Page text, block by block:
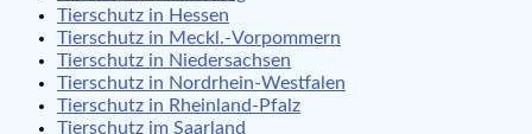
Tierschutz in Hessen
Tierschutz in Meckl.-Vorpommern
Tierschutz in Niedersachsen
Tierschutz in Nordrhein-Westfalen
Tierschutz in Rheinland-Pfalz
Tierschutz im Saarland